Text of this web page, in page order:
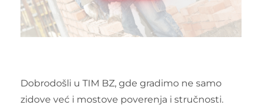
Dobrodošli u TIM BZ, gde gradimo ne samo
zidove već i mostove poverenja i stručnosti.